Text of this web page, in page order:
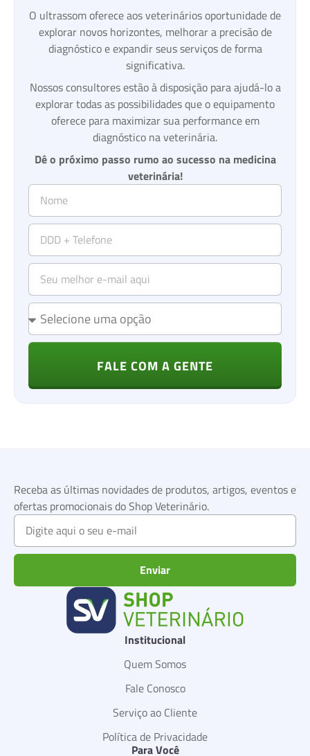
O ultrassom oferece aos veterinários oportunidade de
explorar novos horizontes, melhorar a precisão de
diagnóstico e expandir seus serviços de forma
significativa.
Nossos consultores estão à disposição para ajudá-lo a
explorar todas as possibilidades que o equipamento
oferece para maximizar sua performance em
diagnóstico na veterinária.
Dê o próximo passo rumo ao sucesso na medicina
veterinária!
FALE COM A GENTE
Institucional
Quem Somos
Fale Conosco
Serviço ao Cliente
Política de Privacidade
Para Você
Receba as últimas novidades de produtos, artigos, eventos e
ofertas promocionais do Shop Veterinário.
Enviar